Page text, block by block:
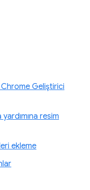
Geliştirici
resim
ekleme